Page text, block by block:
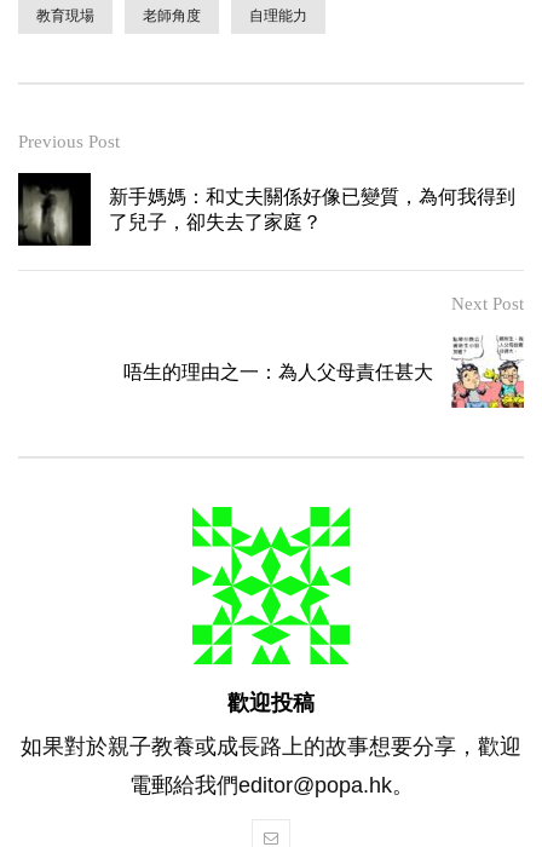
教育現場 老師角度 自理能力
Previous Post
新手媽媽：和丈夫關係好像已變質，為何我得到
了兒子，卻失去了家庭？
Next Post
唔生的理由之一：為人父母責任甚大
歡迎投稿
如果對於親子教養或成長路上的故事想要分享，歡迎
電郵給我們editor@popa.hk。